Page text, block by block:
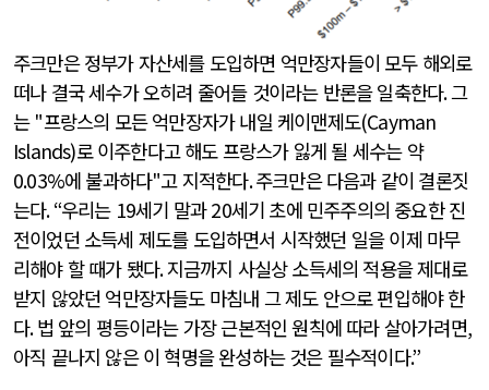
주크만은 정부가 자산세를 도입하면 억만장자들이 모두 해외로
떠나 결국 세수가 오히려 줄어들 것이라는 반론을 일축한다.그
는 "프랑스의 모든 억만장자가 내일 케이맨제도(Cayman
Islands)로 이주한다고 해도 프랑스가 잃게 될 세수는 약
0.03%에 불과하다"고 지적한다.주크만은 다음과 같이 결론짓
는다. “우리는 19세기 말과20세기 초에 민주주의의 중요한 진
전이었던 소득세 제도를 도입하면서 시작했던 일을 이제 마무
리해야 할 때가 됐다.지금까지 사실상 소득세의 적용을 제대로
받지 않았던 억만장자들도 마침내 그 제도 안으로 편입해야 한
다.법 앞의 평등이라는 가장 근본적인 원칙에 따라 살아가려면,
아직 끝나지 않은 이 혁명을 완성하는 것은 필수적이다.”